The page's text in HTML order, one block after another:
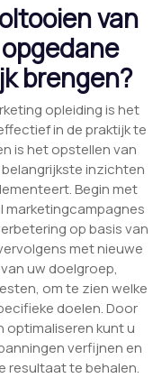
van
brengen?
opleiding is het
in de praktijk te
is het opstellen van
inzichten
Begin met
marketingcampagnes
op basis van
met nieuwe
uw doelgroep,
om te zien welke
doelen. Door
optimaliseren kunt u
verfijnen en
resultaat te behalen.